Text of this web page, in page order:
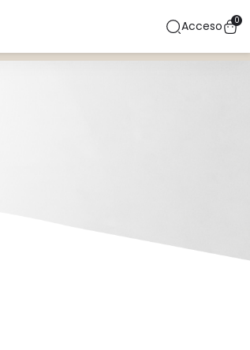
Acceso 0